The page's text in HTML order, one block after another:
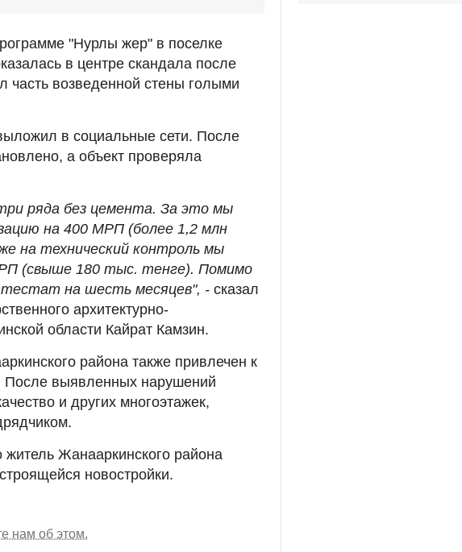
"Нурлы жер" в поселке
в центре скандала после
часть возведенной стены голыми
в социальные сети. После
а объект проверяла
ряда без цемента. За это мы
на 400 МРП (более 1,2 млн
на технический контроль мы
(свыше 180 тыс. тенге). Помимо
на шесть месяцев", - сказал
архитектурно-
области Кайрат Камзин.
района также привлечен к
После выявленных нарушений
и других многоэтажек,
Жанааркинского района
строящейся новостройки.
нам об этом.